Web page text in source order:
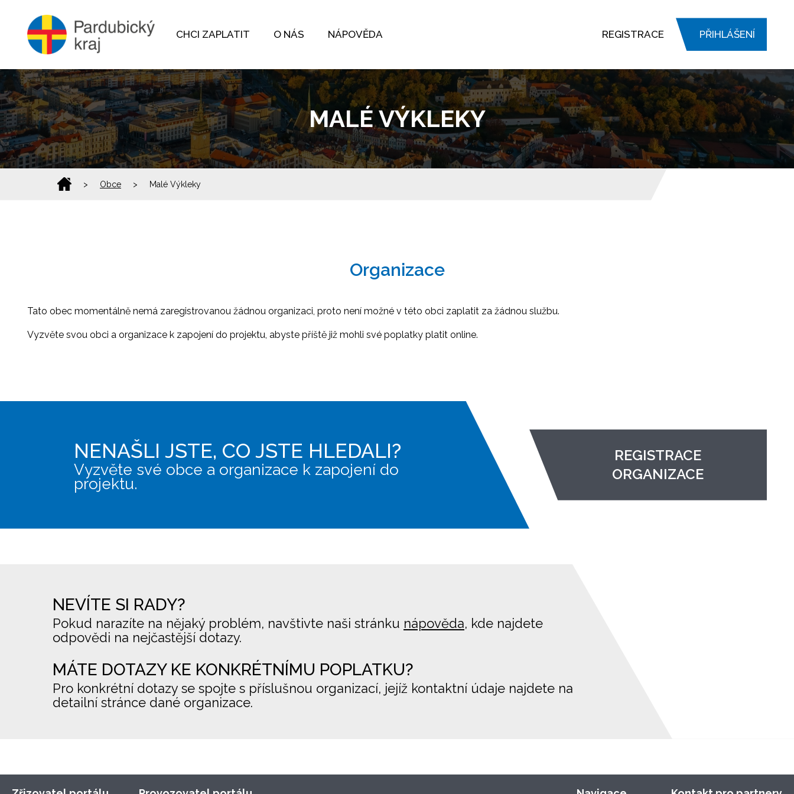
CHCI ZAPLATIT O NÁS NÁPOVĚDA REGISTRACE PŘIHLÁŠENÍ
MALÉ VÝKLEKY
> Obce > Malé Výkleky
Organizace
Tato obec momentálně nemá zaregistrovanou žádnou organizaci, proto není možné v této obci zaplatit za žádnou službu.
Vyzvěte svou obci a organizace k zapojení do projektu, abyste příště již mohli své poplatky platit online.
NENAŠLI JSTE, CO JSTE HLEDALI?
Vyzvěte své obce a organizace k zapojení do
projektu.
REGISTRACE
ORGANIZACE
NEVÍTE SI RADY?
Pokud narazíte na nějaký problém, navštivte naši stránku nápověda, kde najdete
odpovědi na nejčastější dotazy.
MÁTE DOTAZY KE KONKRÉTNÍMU POPLATKU?
Pro konkrétní dotazy se spojte s příslušnou organizací, jejíž kontaktní údaje najdete na
detailní stránce dané organizace.